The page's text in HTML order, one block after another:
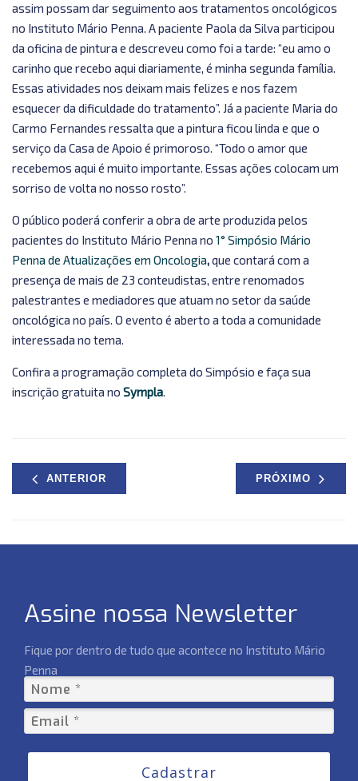
assim possam dar seguimento aos tratamentos oncológicos
no Instituto Mário Penna. A paciente Paola da Silva participou
da oficina de pintura e descreveu como foi a tarde: “eu amo o
carinho que recebo aqui diariamente, é minha segunda família.
Essas atividades nos deixam mais felizes e nos fazem
esquecer da dificuldade do tratamento”. Já a paciente Maria do
Carmo Fernandes ressalta que a pintura ficou linda e que o
serviço da Casa de Apoio é primoroso. “Todo o amor que
recebemos aqui é muito importante. Essas ações colocam um
sorriso de volta no nosso rosto”.
O público poderá conferir a obra de arte produzida pelos
pacientes do Instituto Mário Penna no 1° Simpósio Mário
Penna de Atualizações em Oncologia,que contará com a
presença de mais de 23 conteudistas, entre renomados
palestrantes e mediadores que atuam no setor da saúde
oncológica no país. O evento é aberto a toda a comunidade
interessada no tema.
Confira a programação completa do Simpósio e faça sua
inscrição gratuita no Sympla.
ANTERIOR PRÓXIMO
Assine nossa Newsletter
Fique por dentro de tudo que acontece no Instituto Mário
Penna
Cadastrar